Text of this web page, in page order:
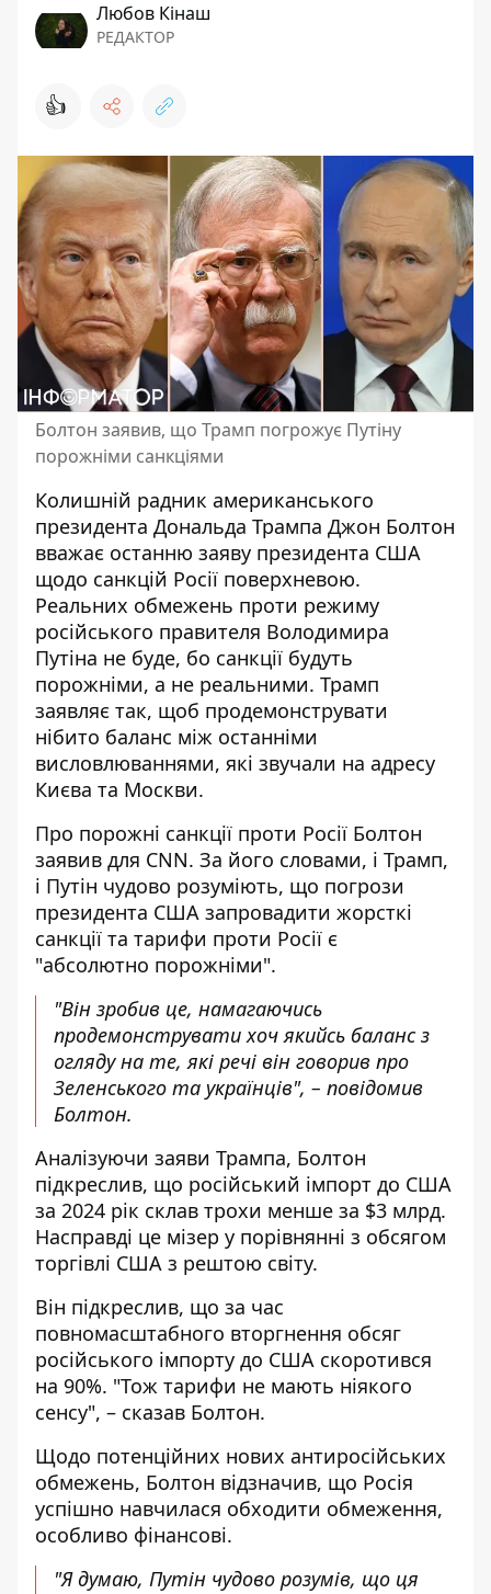
Любов Кінаш
РЕДАКТОР
👍
Болтон заявив, що Трамп погрожує Путіну
порожніми санкціями
Колишній радник американського
президента Дональда Трампа Джон Болтон
вважає останню заяву президента США
щодо санкцій Росії поверхневою.
Реальних обмежень проти режиму
російського правителя Володимира
Путіна не буде, бо санкції будуть
порожніми, а не реальними. Трамп
заявляє так, щоб продемонструвати
нібито баланс між останніми
висловлюваннями, які звучали на адресу
Києва та Москви.
Про порожні санкції проти Росії Болтон
заявив для CNN. За його словами, і Трамп,
і Путін чудово розуміють, що погрози
президента США запровадити жорсткі
санкції та тарифи проти Росії є
"абсолютно порожніми".
"Він зробив це, намагаючись
продемонструвати хоч якийсь баланс з
огляду на те, які речі він говорив про
Зеленського та українців", – повідомив
Болтон.
Аналізуючи заяви Трампа, Болтон
підкреслив, що російський імпорт до США
за 2024 рік склав трохи менше за $3 млрд.
Насправді це мізер у порівнянні з обсягом
торгівлі США з рештою світу.
Він підкреслив, що за час
повномасштабного вторгнення обсяг
російського імпорту до США скоротився
на 90%. "Тож тарифи не мають ніякого
сенсу", – сказав Болтон.
Щодо потенційних нових антиросійських
обмежень, Болтон відзначив, що Росія
успішно навчилася обходити обмеження,
особливо фінансові.
"Я думаю, Путін чудово розумів, що ця